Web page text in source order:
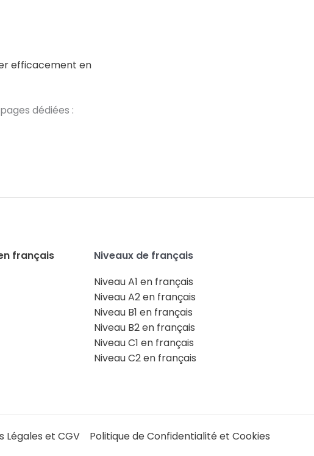
efficacement en
dédiées :
français
Niveaux de français
Niveau A1 en français
Niveau A2 en français
Niveau B1 en français
Niveau B2 en français
Niveau C1 en français
Niveau C2 en français
Légales et CGV Politique de Confidentialité et Cookies